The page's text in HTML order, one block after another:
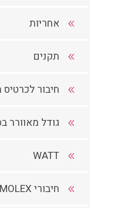
אחריות
תקנים
חיבור
גודל מאוורר
WATT
חיבורי MOLEX